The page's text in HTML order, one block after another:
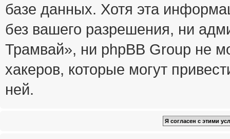
базе данных. Хотя эта
без вашего разрешения, ни
Трамвай», ни phpBB Group не
хакеров, которые могут
ней.